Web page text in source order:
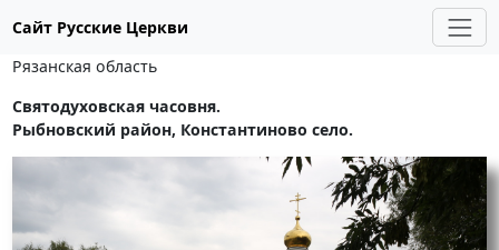
Сайт Русские Церкви
Рязанская область
Святодуховская часовня.
Рыбновский район, Константиново село.